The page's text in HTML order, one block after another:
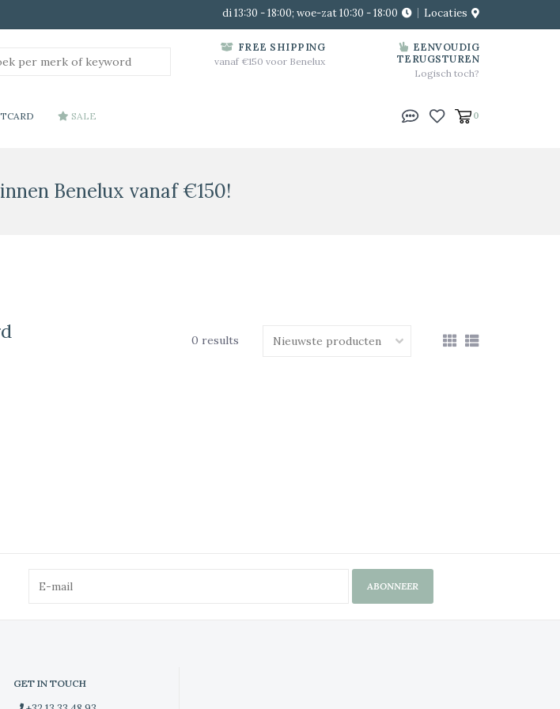
di 13:30 - 18:00; woe-zat 10:30 - 18:00 Locaties
FREE SHIPPING
vanaf €150 voor Benelux
EENVOUDIG
TERUGSTUREN
Logisch toch?
SALE 0
Benelux vanaf €150!
0 results
ABONNEER
GET IN TOUCH